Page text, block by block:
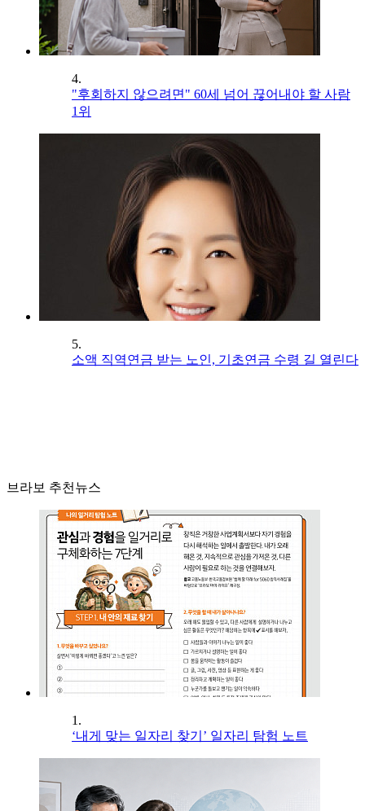
4.
"후회하지 않으려면" 60세 넘어 끊어내야 할 사람
1위
5.
소액 직역연금 받는 노인, 기초연금 수령 길 열린다
브라보 추천뉴스
1.
‘내게 맞는 일자리 찾기’ 일자리 탐험 노트